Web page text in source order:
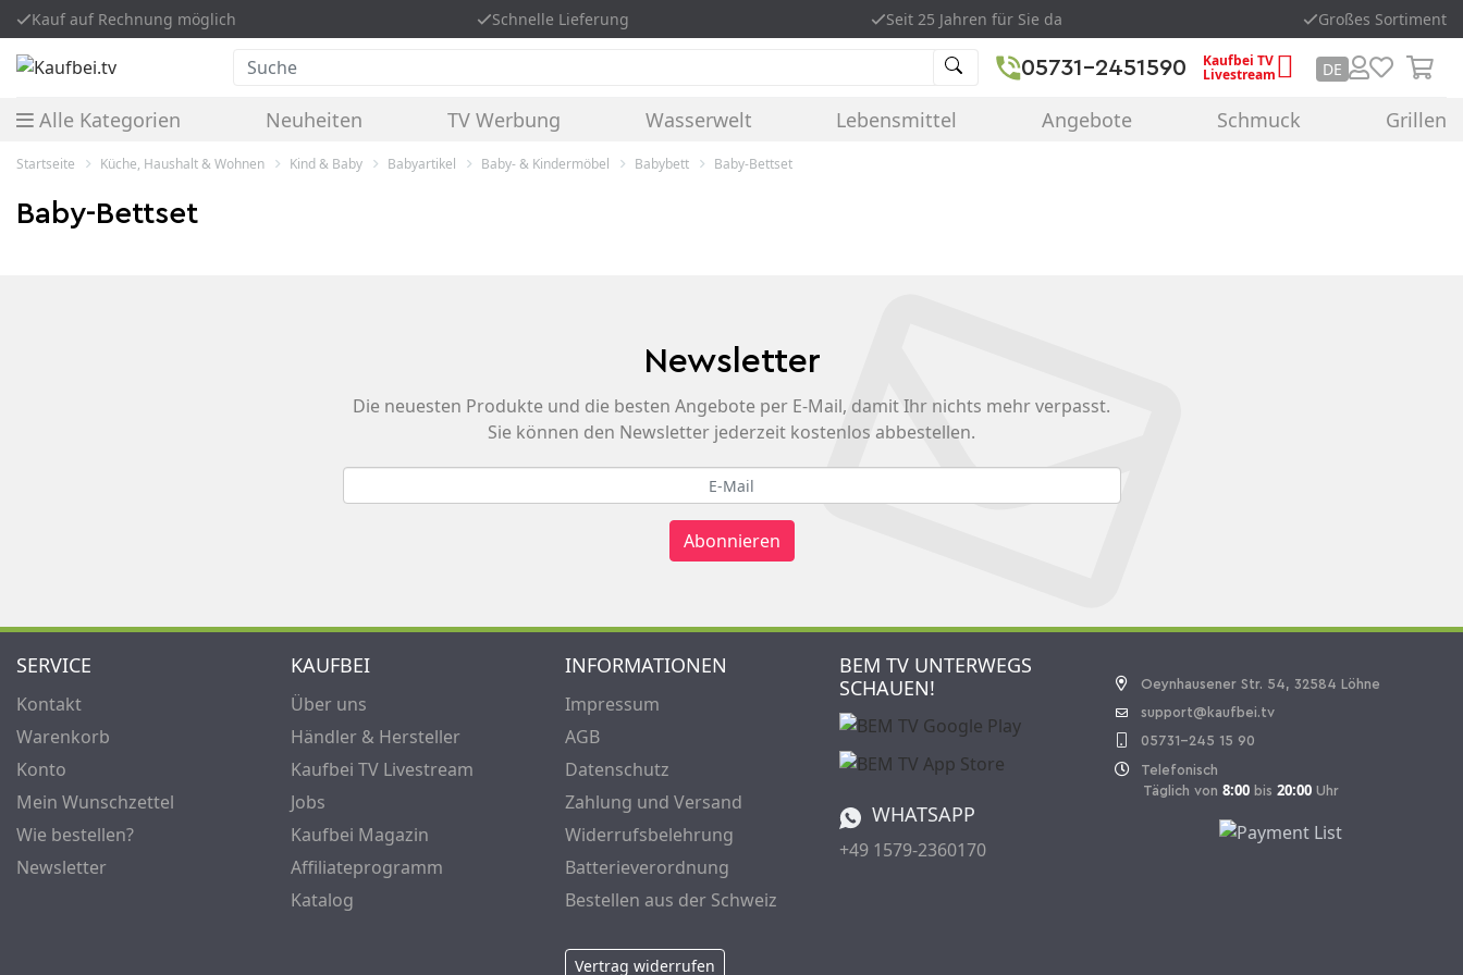
Kauf auf Rechnung möglich Schnelle Lieferung Seit 25 Jahren für Sie da Großes Sortiment
Suche 05731-2451590 Kaufbei TV
Livestream DE
Alle Kategorien Neuheiten TV Werbung Wasserwelt Lebensmittel Angebote Schmuck Grillen
Startseite Küche, Haushalt & Wohnen Kind & Baby Babyartikel Baby- & Kindermöbel Babybett Baby-Bettset
Baby-Bettset
Newsletter
Die neuesten Produkte und die besten Angebote per E-Mail, damit Ihr nichts mehr verpasst.
Sie können den Newsletter jederzeit kostenlos abbestellen.
Abonnieren
SERVICE
Kontakt
Warenkorb
Konto
Mein Wunschzettel
Wie bestellen?
Newsletter
KAUFBEI
Über uns
Händler & Hersteller
Kaufbei TV Livestream
Jobs
Kaufbei Magazin
Affiliateprogramm
Katalog
INFORMATIONEN
Impressum
AGB
Datenschutz
Zahlung und Versand
Widerrufsbelehrung
Batterieverordnung
Bestellen aus der Schweiz
Vertrag widerrufen
BEM TV UNTERWEGS
SCHAUEN!
WHATSAPP
+49 1579-2360170
Oeynhausener Str. 54, 32584 Löhne
support@kaufbei.tv
05731-245 15 90
Telefonisch
Täglich von 8:00 bis 20:00 Uhr